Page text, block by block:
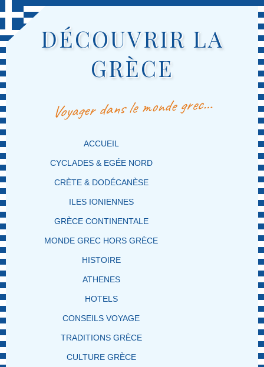
DÉCOUVRIR LA
GRÈCE
Voyager dans le monde grec…
MENU PRINCIPAL
MASQUER LA NAVIGATION PRINCIPALE
MASQUER LA NAVIGATION SECONDAIRE
ACCUEIL
CYCLADES & EGÉE NORD
CRÈTE & DODÉCANÈSE
ILES IONIENNES
GRÈCE CONTINENTALE
MONDE GREC HORS GRÈCE
HISTOIRE
ATHENES
HOTELS
CONSEILS VOYAGE
TRADITIONS GRÈCE
CULTURE GRÈCE